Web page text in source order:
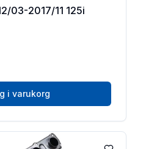
03-2017/11 125i
i varukorg